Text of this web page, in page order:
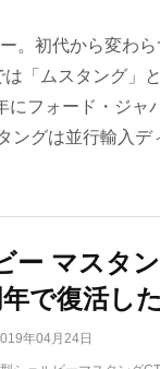
。初代から変わ
「ムスタング」
フォード・ジャ
ングは並行輸入
ー マスタ
で復活し
年04月24日